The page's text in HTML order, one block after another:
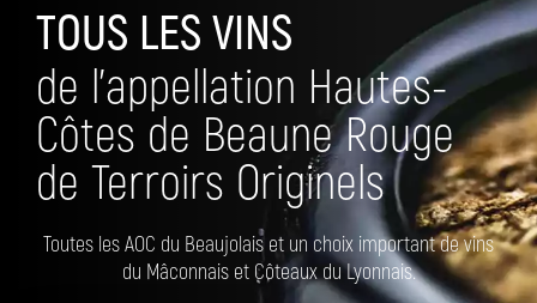
TOUS LES VINS
de l’appellation Hautes-
Côtes de Beaune Rouge
de Terroirs Originels
Toutes les AOC du Beaujolais et un choix important de vins
du Mâconnais et Côteaux du Lyonnais.